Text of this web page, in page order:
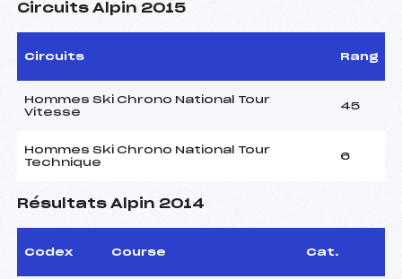
Circuits Alpin 2015
Circuits Rang
Hommes Ski Chrono National Tour
Vitesse
45
Hommes Ski Chrono National Tour
Technique
6
Résultats Alpin 2014
Codex Course Cat.